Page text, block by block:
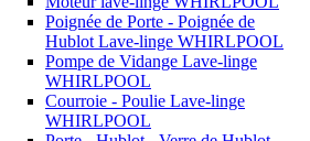
Poignée de Porte - Poignée de
Hublot Lave-linge WHIRLPOOL
Pompe de Vidange Lave-linge
WHIRLPOOL
Courroie - Poulie Lave-linge
WHIRLPOOL